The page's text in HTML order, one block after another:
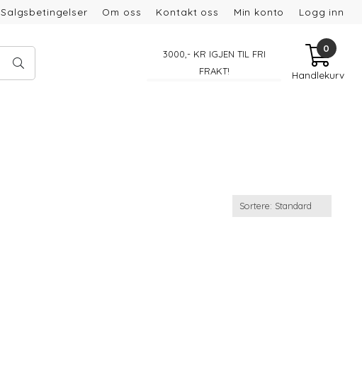
Salgsbetingelser Om oss Kontakt oss Min konto Logg inn
3000 ,- KR IGJEN TIL FRI
FRAKT!
0
Handlekurv